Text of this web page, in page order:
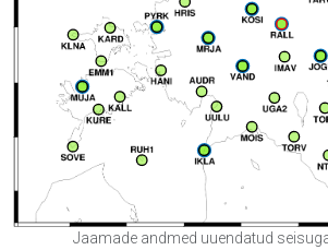
Jaamade andmed uuendatud